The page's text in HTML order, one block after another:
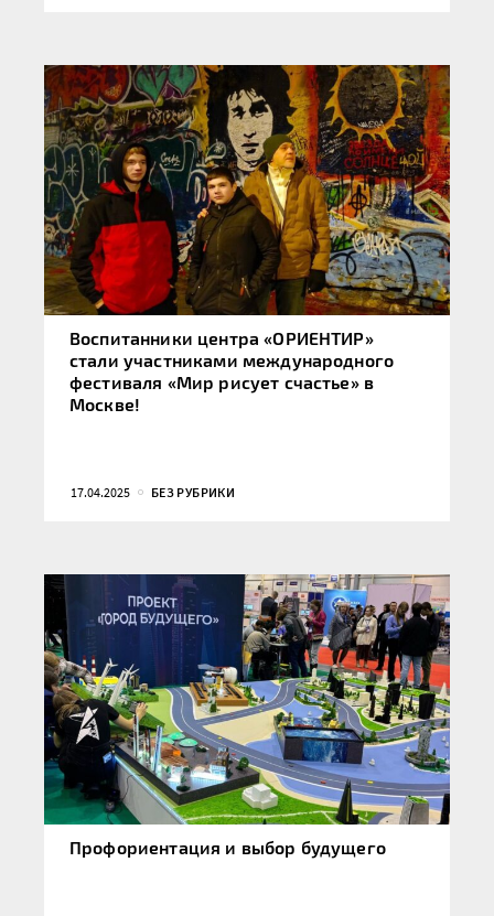
Воспитанники центра «ОРИЕНТИР»
стали участниками международного
фестиваля «Мир рисует счастье» в
Москве!
17.04.2025 БЕЗ РУБРИКИ
Профориентация и выбор будущего